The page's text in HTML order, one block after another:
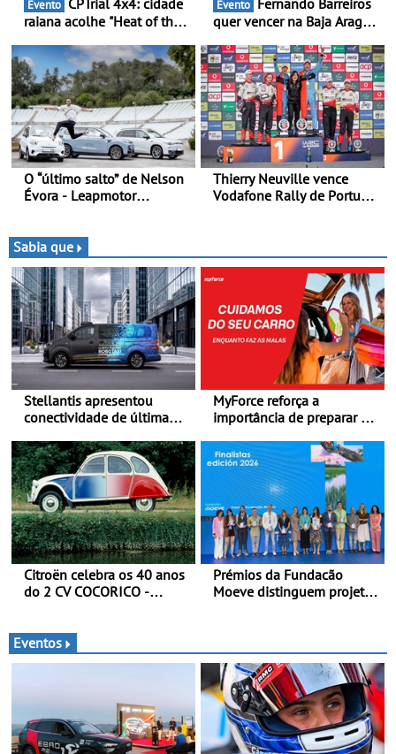
Evento
raiana acolhe "Heat of the
de equipas em Bragança
Evento
quer vencer na Baja Aragón
título da Taça do Mundo de
Bajas
O “último salto” de Nelson
Évora - Leapmotor
momento histórico
Thierry Neuville vence
Vodafone Rally de Portugal
Sabia que
Stellantis apresentou
conectividade de última
Ready™ na Move 2026,
em Londres
MyForce reforça a
importância de preparar o
verão - Dicas para antes da
viagem de automóvel
Citroën celebra os 40 anos
do 2 CV COCORICO -
Prémios da Fundacão
Moeve distinguem projeto
Eventos